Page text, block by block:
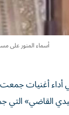
أسماء المنور على
أغنيات
القاضي» التي